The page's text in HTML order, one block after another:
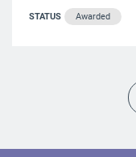
STATUS Awarded